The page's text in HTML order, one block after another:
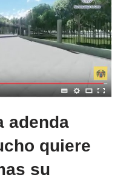
adenda
quiere
su